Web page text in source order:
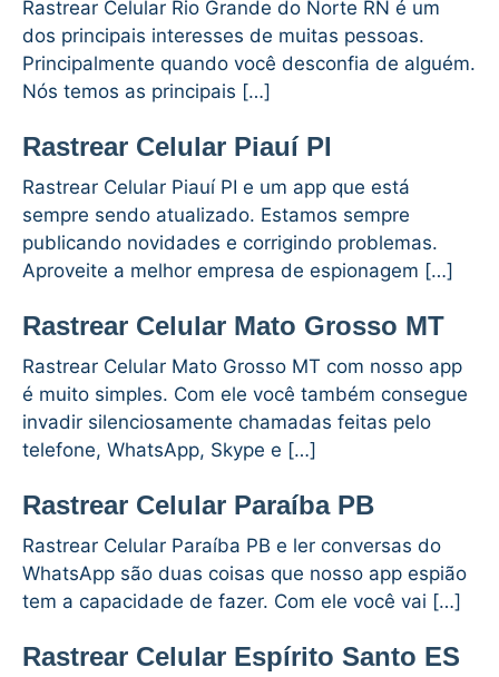
Rastrear Celular Rio Grande do Norte RN é um
dos principais interesses de muitas pessoas.
Principalmente quando você desconfia de alguém.
Nós temos as principais […]
Rastrear Celular Piauí PI
Rastrear Celular Piauí PI e um app que está
sempre sendo atualizado. Estamos sempre
publicando novidades e corrigindo problemas.
Aproveite a melhor empresa de espionagem […]
Rastrear Celular Mato Grosso MT
Rastrear Celular Mato Grosso MT com nosso app
é muito simples. Com ele você também consegue
invadir silenciosamente chamadas feitas pelo
telefone, WhatsApp, Skype e […]
Rastrear Celular Paraíba PB
Rastrear Celular Paraíba PB e ler conversas do
WhatsApp são duas coisas que nosso app espião
tem a capacidade de fazer. Com ele você vai […]
Rastrear Celular Espírito Santo ES